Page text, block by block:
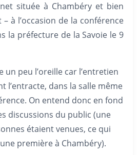
située à Chambéry et bien
à l’occasion de la conférence
la préfecture de la Savoie le 9
peu l’oreille car l’entretien
l’entracte, dans la salle même
On entend donc en fond
discussions du public (une
étaient venues, ce qui
première à Chambéry).